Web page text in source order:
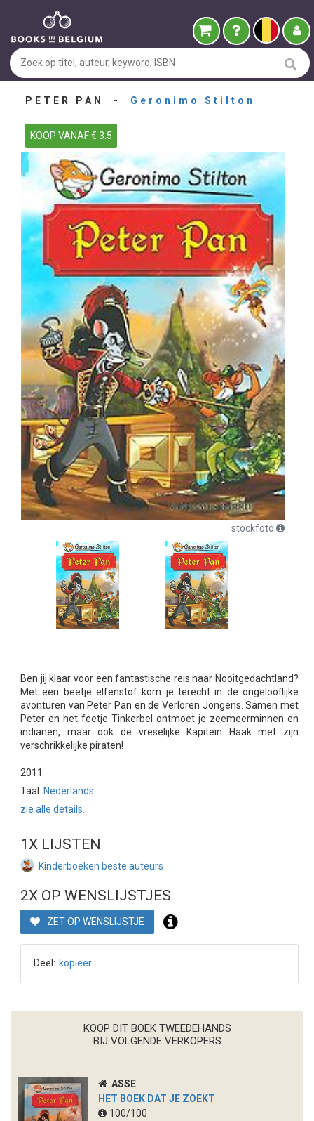
PETER PAN - Geronimo Stilton
KOOP VANAF € 3.5
stockfoto
Ben jij klaar voor een fantastische reis naar Nooitgedachtland?
Met een beetje elfenstof kom je terecht in de ongelooflijke
avonturen van Peter Pan en de Verloren Jongens. Samen met
Peter en het feetje Tinkerbel ontmoet je zeemeerminnen en
indianen, maar ook de vreselijke Kapitein Haak met zijn
verschrikkelijke piraten!
2011
Taal: Nederlands
zie alle details...
1X LIJSTEN
Kinderboeken beste auteurs
2X OP WENSLIJSTJES
ZET OP WENSLIJSTJE
Deel: kopieer
KOOP DIT BOEK TWEEDEHANDS
BIJ VOLGENDE VERKOPERS
ASSE
HET BOEK DAT JE ZOEKT
100/100